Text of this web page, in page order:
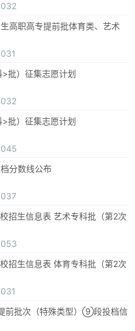
高职高专提前批体育类、艺术
批）征集志愿计划
批）征集志愿计划
分数线公布
招生信息表 艺术专科批（第2次
招生信息表 体育专科批（第2次
前批次（特殊类型）⑨段投档信